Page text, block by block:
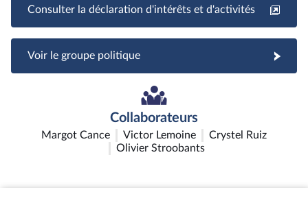
Consulter la déclaration d'intérêts et d'activités
Voir le groupe politique
Collaborateurs
Margot Cance Victor Lemoine
Crystel Ruiz
Olivier Stroobants